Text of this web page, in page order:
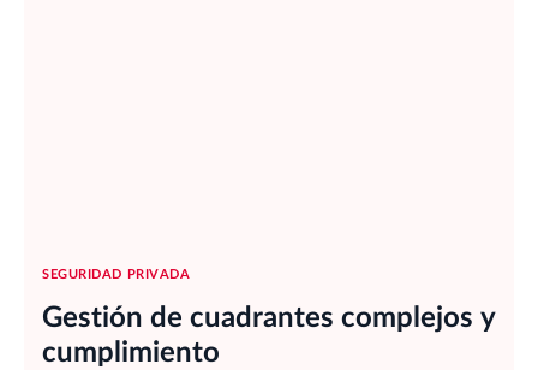
SEGURIDAD PRIVADA
Gestión de cuadrantes complejos y
cumplimiento